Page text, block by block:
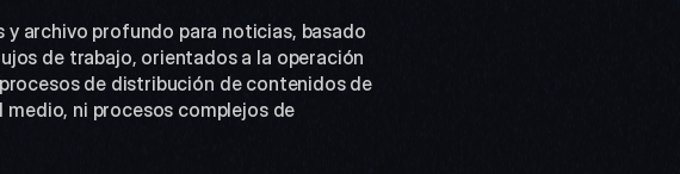
archivo profundo para noticias, basado
de trabajo, orientados a la operación
de distribución de contenidos de
ni procesos complejos de